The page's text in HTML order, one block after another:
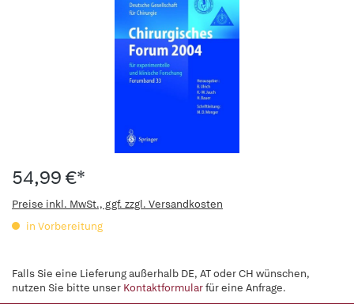
54,99 €*
Preise inkl. MwSt., ggf. zzgl. Versandkosten
in Vorbereitung
Falls Sie eine Lieferung außerhalb DE, AT oder CH wünschen,
nutzen Sie bitte unser Kontaktformularfür eine Anfrage.